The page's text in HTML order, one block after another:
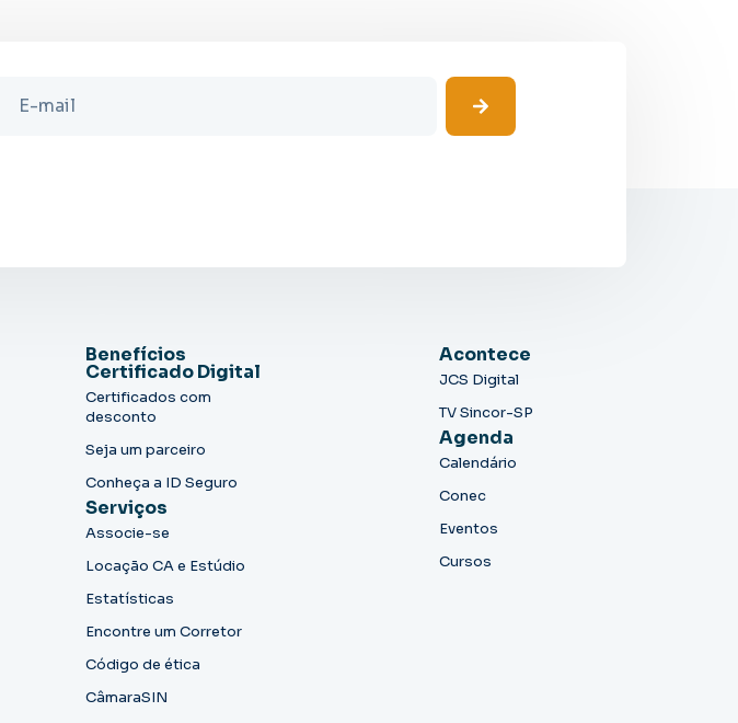
Benefícios
Certificado Digital
Certificados com
desconto
Seja um parceiro
Conheça a ID Seguro
Serviços
Associe-se
Locação CA e Estúdio
Estatísticas
Encontre um Corretor
Código de ética
CâmaraSIN
Acontece
JCS Digital
TV Sincor-SP
Agenda
Calendário
Conec
Eventos
Cursos